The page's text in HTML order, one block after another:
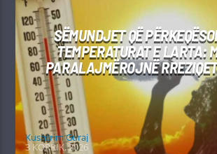
SËMUNDJET QË
TEMPERATURAT E LARTA:
PARALAJMËROJNË
Kushtrim Guraj
3 KORRIK, 2026